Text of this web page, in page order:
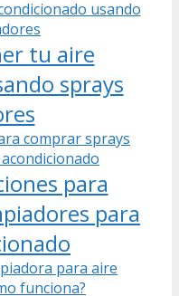
tu aire
sprays
para
para